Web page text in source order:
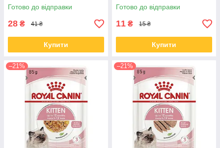
Готово до відправки
28 ₴ 41 ₴
Купити
Готово до відправки
11 ₴ 15 ₴
Купити
–21% –21%